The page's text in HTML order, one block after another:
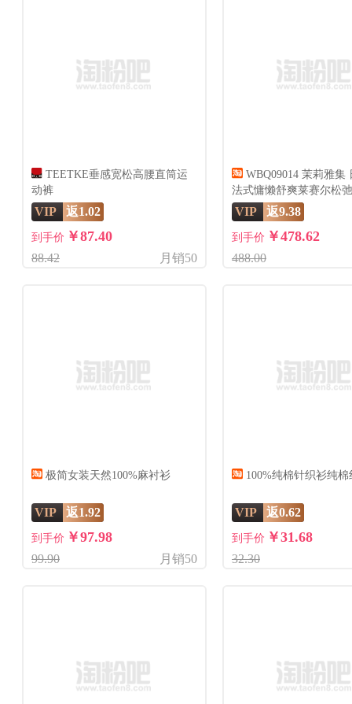
TEETKE垂感宽松高腰直筒运
动裤
VIP 返1.02
到手价 ￥87.40
88.42 月销50
WBQ09014 茉莉雅集
法式慵懒舒爽莱赛尔松
裙夏
VIP 返9.38
到手价 ￥478.62
488.00
极简女装天然100%麻衬衫
VIP 返1.92
到手价 ￥97.98
99.90 月销50
100%纯棉针织衫纯棉
VIP 返0.62
到手价 ￥31.68
32.30